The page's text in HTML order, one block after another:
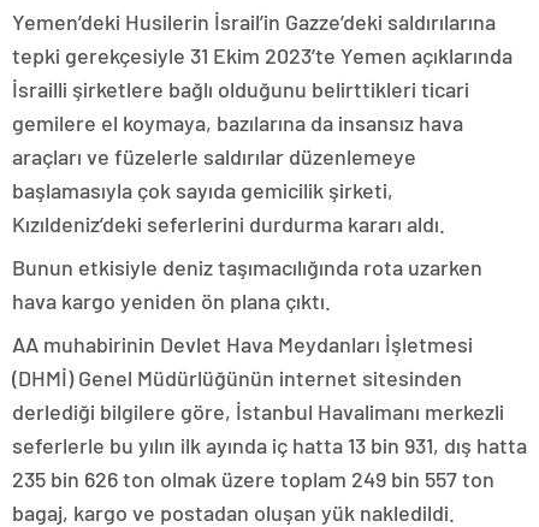
Yemen’deki Husilerin İsrail’in Gazze’deki saldırılarına
tepki gerekçesiyle 31 Ekim 2023’te Yemen açıklarında
İsrailli şirketlere bağlı olduğunu belirttikleri ticari
gemilere el koymaya, bazılarına da insansız hava
araçları ve füzelerle saldırılar düzenlemeye
başlamasıyla çok sayıda gemicilik şirketi,
Kızıldeniz’deki seferlerini durdurma kararı aldı.
Bunun etkisiyle deniz taşımacılığında rota uzarken
hava kargo yeniden ön plana çıktı.
AA muhabirinin Devlet Hava Meydanları İşletmesi
(DHMİ) Genel Müdürlüğünün internet sitesinden
derlediği bilgilere göre, İstanbul Havalimanı merkezli
seferlerle bu yılın ilk ayında iç hatta 13 bin 931, dış hatta
235 bin 626 ton olmak üzere toplam 249 bin 557 ton
bagaj, kargo ve postadan oluşan yük nakledildi.